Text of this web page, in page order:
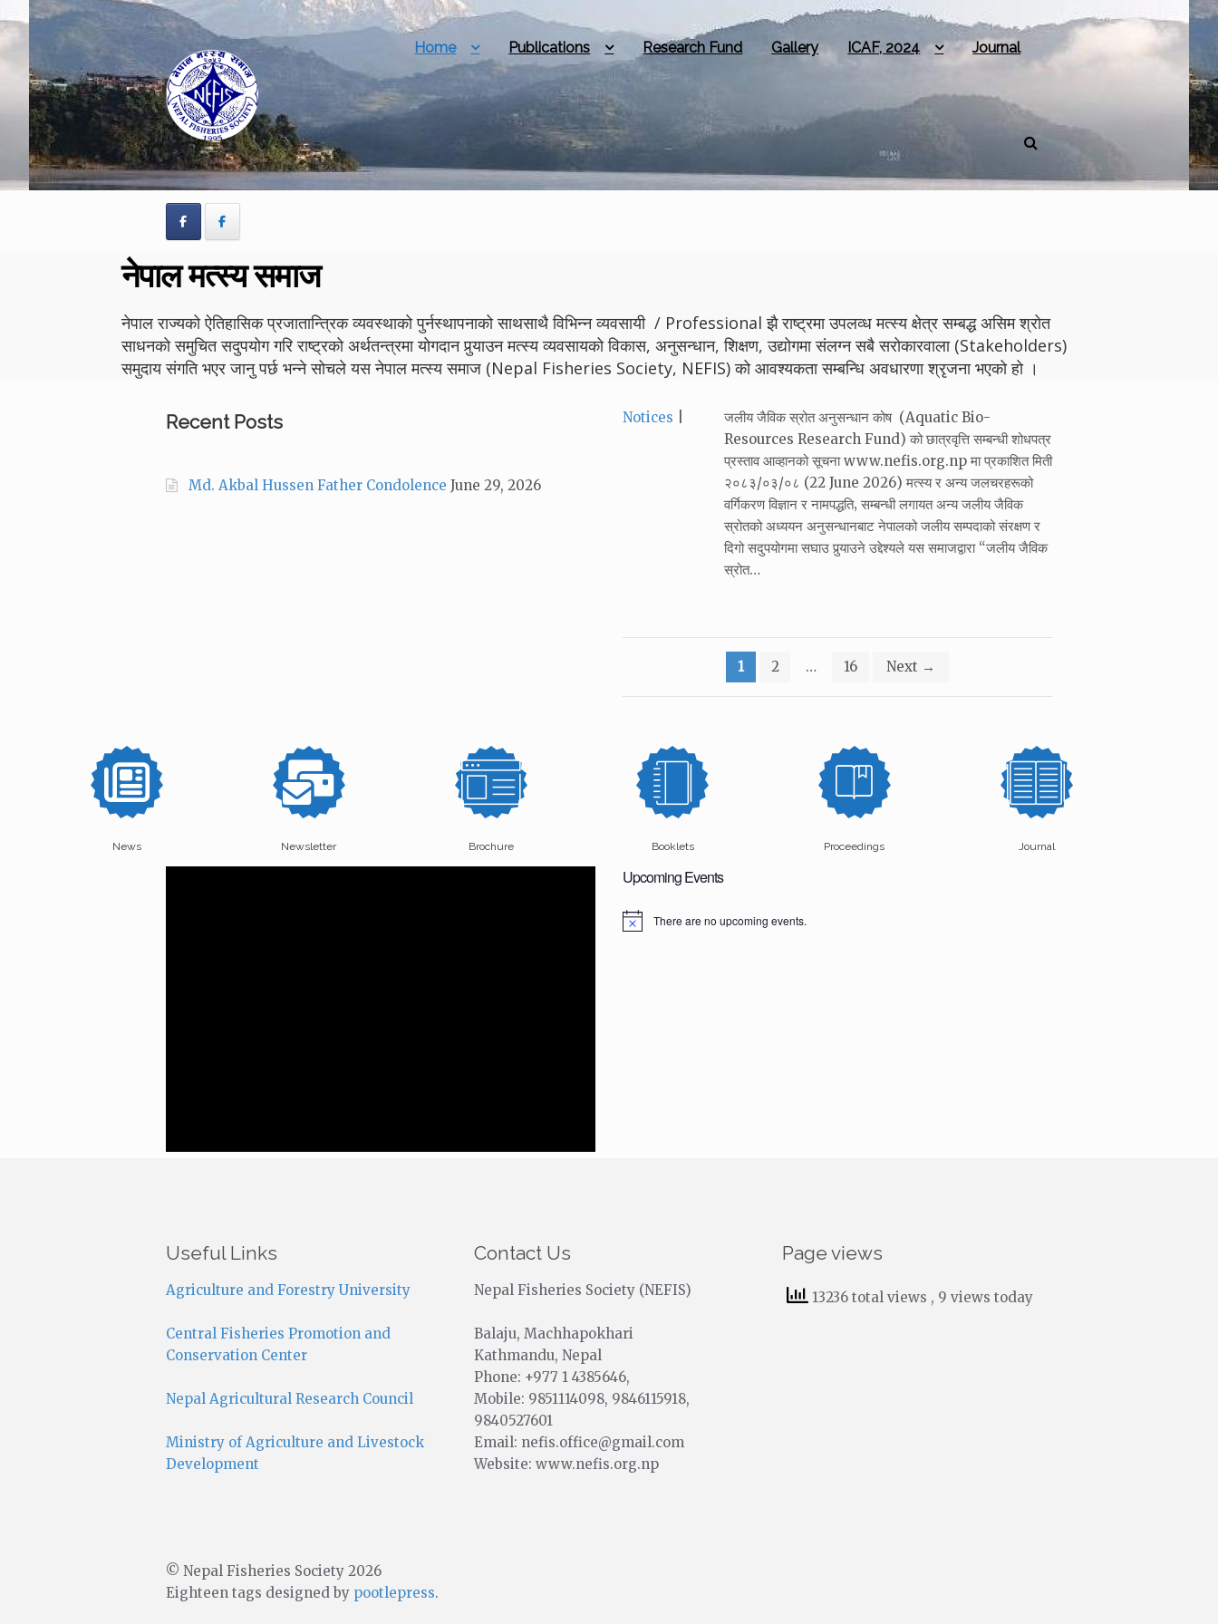
Skip
to
navigation
Skip
to
content
Home Publications Research Fund Gallery ICAF, 2024 Journal
नेपाल मत्स्य समाज
नेपाल राज्यको ऐतिहासिक प्रजातान्त्रिक व्यवस्थाको पुर्नस्थापनाको साथसाथै विभिन्न व्यवसायी / Professional झै राष्ट्रमा उपलव्ध मत्स्य क्षेत्र सम्बद्ध असिम श्रोत
साधनको समुचित सदुपयोग गरि राष्ट्रको अर्थतन्त्रमा योगदान पुर्‍याउन मत्स्य व्यवसायको विकास, अनुसन्धान, शिक्षण, उद्योगमा संलग्न सबै सरोकारवाला (Stakeholders)
समुदाय संगति भएर जानु पर्छ भन्ने सोचले यस नेपाल मत्स्य समाज (Nepal Fisheries Society, NEFIS) को आवश्यकता सम्बन्धि अवधारणा श्रृजना भएको हो ।
Recent Posts
Md. Akbal Hussen Father Condolence June 29, 2026
Categories:
Notices
जलीय जैविक स्रोत अनुसन्धान कोष (Aquatic Bio-
Resources Research Fund) को छात्रवृत्ति सम्बन्धी शोधपत्र
प्रस्ताव आव्हानको सूचना www.nefis.org.np मा प्रकाशित मिती
२०८३/०३/०८ (22 June 2026) मत्स्य र अन्य जलचरहरूको
वर्गिकरण विज्ञान र नामपद्धति‚ सम्बन्धी लगायत अन्य जलीय जैविक
स्रोतको अध्ययन अनुसन्धानबाट नेपालको जलीय सम्पदाको संरक्षण र
दिगो सदुपयोगमा सघाउ पुर्‍याउने उद्देश्यले यस समाजद्वारा “जलीय जैविक
स्रोत…
pagination
1 2 … 16 Next →
News Newsletter Brochure Booklets Proceedings Journal
Upcoming Events
N
There are no upcoming events.
Useful Links
Agriculture and Forestry University
Central Fisheries Promotion and
Conservation Center
Nepal Agricultural Research Council
Ministry of Agriculture and Livestock
Development
Contact Us
Nepal Fisheries Society (NEFIS)
Balaju, Machhapokhari
Kathmandu, Nepal
Phone: +977 1 4385646,
Mobile: 9851114098, 9846115918,
9840527601
Email: nefis.office@gmail.com
Website: www.nefis.org.np
Page views
13236 total views , 9 views today
© Nepal Fisheries Society 2026
Eighteen tags designed by pootlepress.